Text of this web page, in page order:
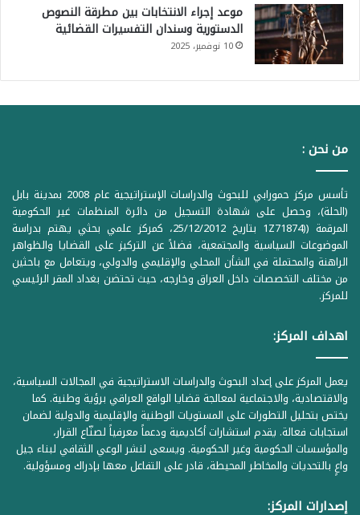
موعد إجراء الانتخابات بين مطرقة النصوص
الدستورية وسندان التفسيرات القضائية
10 نوفمبر، 2025
من نحن :
تأسس مركز حمورابي للبحوث والدراسات الإستراتيجية عام 2008 بمدينة بابل
(الحلة)، وحصل على شهادة التسجيل من دائرة المنظمات غير الحكومية
المرقمة ((1Z71874 بتاريخ 25/12/2012، كمركز علمي بحثي يهتم بدراسة
الموضوعات السياسية والمجتمعية، فضلاً عن التركيز على القضايا والظواهر
الراهنة والمحتملة في الشأن المحلي والإقليمي والدولي، ويتعامل مع باحثين
من مختلف التخصصات داخل العراق وخارجه، حيث تحتضن بغداد المقر الرئيسي
للمركز.
اهداف المركز:
يعمل المركز على إعداد البحوث والدراسات الاستراتيجية في المجالات السياسية،
والاقتصادية، والاجتماعية لمعالجة قضايا الواقع العراقي برؤية وطنية. كما
يختص بتحليل التطورات على المستويات الوطنية والإقليمية والدولية لضمان
استجابات فعالة. يقدم استشارات أكاديمية ودعماً معرفياً لصنّاع القرار،
والمؤسسات الحكومية وغير الحكومية. ويسعى لنشر الوعي الثقافي لبناء جيل
واعٍ بالتحديات والمخاطر المحيطة، قادر على التفاعل معها بإدراك ومسؤولية.
إصدارات المركز: